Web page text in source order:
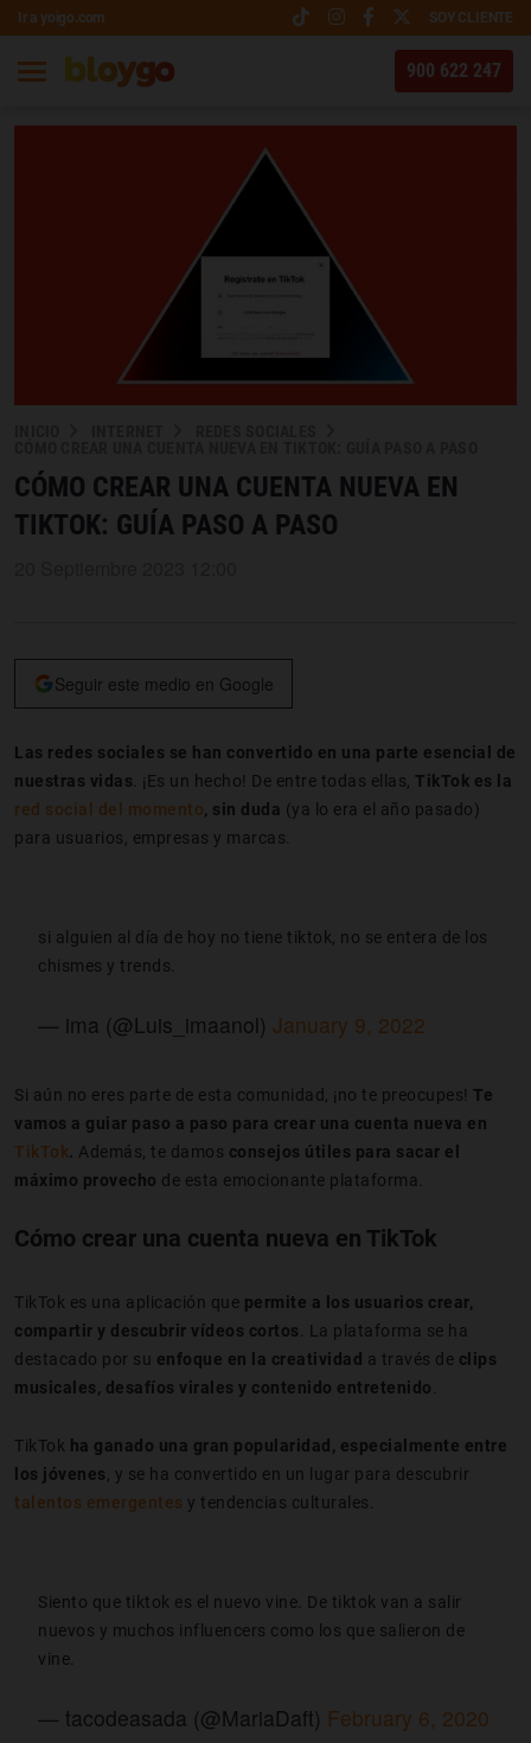
Ir a yoigo.com SOY CLIENTE
900 622 247
CÓMO CREAR UNA CUENTA NUEVA EN
TIKTOK: GUÍA PASO A PASO
Seguir este medio en Google
Las redes sociales se han convertido en una parte esencial de
nuestras vidas . ¡Es un hecho! De entre todas ellas, TikTok es la
red social del momento , sin duda (ya lo era el año pasado)
para usuarios, empresas y marcas.
si alguien al día de hoy no tiene tiktok, no se entera de los
chismes y trends.
— ima (@Luis_imaanol) January 9, 2022
Si aún no eres parte de esta comunidad, ¡no te preocupes! Te
vamos a guiar paso a paso para crear una cuenta nueva en
TikTok. Además, te damos consejos útiles para sacar el
máximo provecho de esta emocionante plataforma.
Cómo crear una cuenta nueva en TikTok
TikTok es una aplicación que permite a los usuarios crear,
compartir y descubrir vídeos cortos . La plataforma se ha
destacado por su enfoque en la creatividad a través de clips
musicales, desafíos virales y contenido entretenido
TikTok ha ganado una gran popularidad, especialmente entre
los jóvenes , y se ha convertido en un lugar para descubrir
talentos emergentes y tendencias culturales.
Siento que tiktok es el nuevo vine. De tiktok van a salir
nuevos y muchos influencers como los que salieron de
vine.
— tacodeasada (@MariaDaft) February 6, 2020